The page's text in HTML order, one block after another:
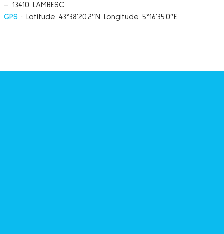
– 13410 LAMBESC
GPS : Latitude 43°38’20.2″N Longitude 5°16’35.0″E